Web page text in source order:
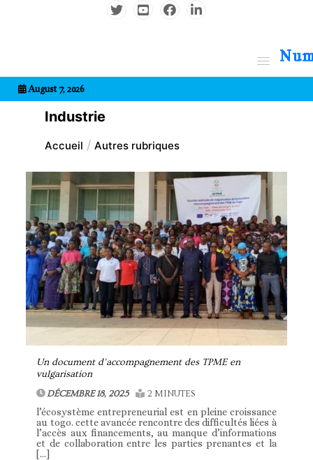
August 7, 2026
Industrie
Accueil Autres rubriques
Un document d’accompagnement des TPME en
vulgarisation
DÉCEMBRE 18, 2025 2 MINUTES
l’écosystème entrepreneurial est en pleine croissance
au togo. cette avancée rencontre des difficultés liées à
l’accès aux financements, au manque d’informations
et de collaboration entre les parties prenantes et la
[…]